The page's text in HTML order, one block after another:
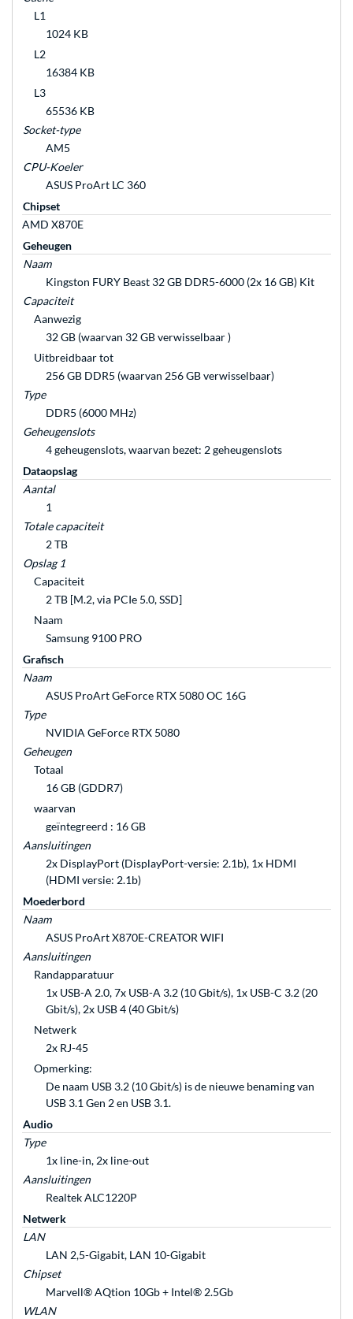
L1
1024 KB
L2
16384 KB
L3
65536 KB
Socket-type
AM5
CPU-Koeler
ASUS ProArt LC 360
Chipset
AMD X870E
Geheugen
Naam
Kingston FURY Beast 32 GB DDR5-6000 (2x 16 GB) Kit
Capaciteit
Aanwezig
32 GB (waarvan 32 GB verwisselbaar )
Uitbreidbaar tot
256 GB DDR5 (waarvan 256 GB verwisselbaar)
Type
DDR5 (6000 MHz)
Geheugenslots
4 geheugenslots, waarvan bezet: 2 geheugenslots
Dataopslag
Aantal
1
Totale capaciteit
2 TB
Opslag 1
Capaciteit
2 TB [M.2, via PCIe 5.0, SSD]
Naam
Samsung 9100 PRO
Grafisch
Naam
ASUS ProArt GeForce RTX 5080 OC 16G
Type
NVIDIA GeForce RTX 5080
Geheugen
Totaal
16 GB (GDDR7)
waarvan
geïntegreerd : 16 GB
Aansluitingen
2x DisplayPort (DisplayPort-versie: 2.1b), 1x HDMI
(HDMI versie: 2.1b)
Moederbord
Naam
ASUS ProArt X870E-CREATOR WIFI
Aansluitingen
Randapparatuur
1x USB-A 2.0, 7x USB-A 3.2 (10 Gbit/s), 1x USB-C 3.2 (20
Gbit/s), 2x USB 4 (40 Gbit/s)
Netwerk
2x RJ-45
Opmerking:
De naam USB 3.2 (10 Gbit/s) is de nieuwe benaming van
USB 3.1 Gen 2 en USB 3.1.
Audio
Type
1x line-in, 2x line-out
Aansluitingen
Realtek ALC1220P
Netwerk
LAN
LAN 2,5-Gigabit, LAN 10-Gigabit
Chipset
Marvell® AQtion 10Gb + Intel® 2.5Gb
WLAN